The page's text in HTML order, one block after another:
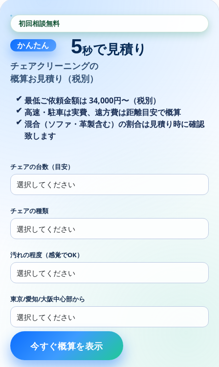
初回相談無料
かんたん 5秒で見積り
チェアクリーニングの
概算お見積り（税別）
最低ご依頼金額は 34,000円〜（税別）
高速・駐車は実費、遠方費は距離目安で概算
混合（ソファ・革製含む）の割合は見積り時に確認
致します
チェアの台数（目安）
チェアの種類
汚れの程度（感覚でOK）
東京/愛知/大阪中心部から
今すぐ概算を表示